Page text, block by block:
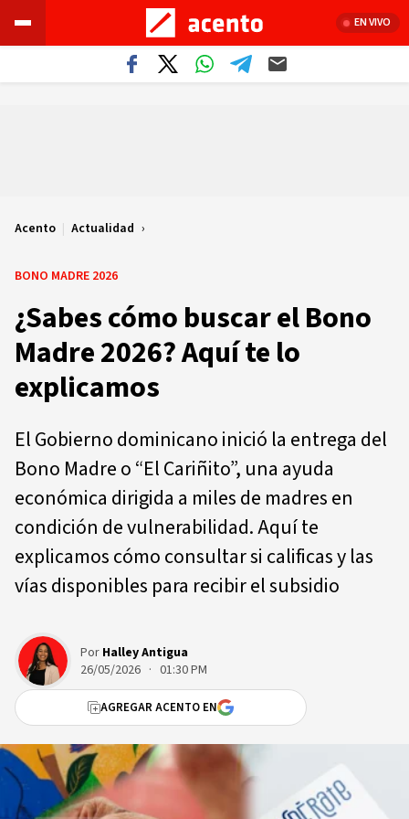
EN VIVO
Acento | Actualidad
BONO MADRE 2026
¿Sabes cómo buscar el Bono
Madre 2026? Aquí te lo
explicamos
El Gobierno dominicano inició la entrega del
Bono Madre o “El Cariñito”, una ayuda
económica dirigida a miles de madres en
condición de vulnerabilidad. Aquí te
explicamos cómo consultar si calificas y las
vías disponibles para recibir el subsidio
Por Halley Antigua
26/05/2026 · 01:30 PM
AGREGAR ACENTO EN